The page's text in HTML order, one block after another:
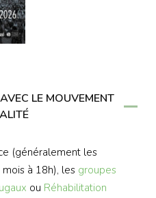
LE MOUVEMENT
(généralement les
à 18h), les groupes
ou Réhabilitation